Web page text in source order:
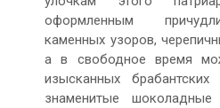
оформленным
каменных узоров,
а в свободное время
изысканных
знаменитые шоколадные